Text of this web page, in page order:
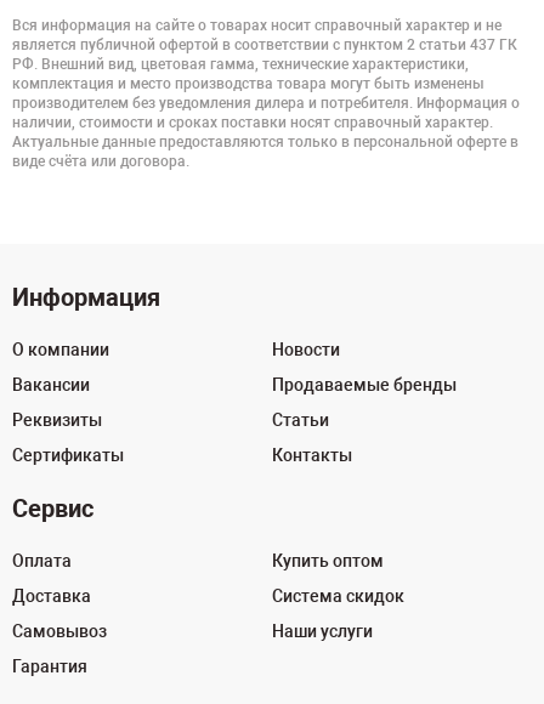
Вся информация на сайте о товарах носит справочный характер и не
является публичной офертой в соответствии с пунктом 2 статьи 437 ГК
РФ. Внешний вид, цветовая гамма, технические характеристики,
комплектация и место производства товара могут быть изменены
производителем без уведомления дилера и потребителя. Информация о
наличии, стоимости и сроках поставки носят справочный характер.
Актуальные данные предоставляются только в персональной оферте в
виде счёта или договора.
Информация
О компании
Вакансии
Реквизиты
Сертификаты
Новости
Продаваемые бренды
Статьи
Контакты
Сервис
Оплата
Доставка
Самовывоз
Гарантия
Купить оптом
Система скидок
Наши услуги